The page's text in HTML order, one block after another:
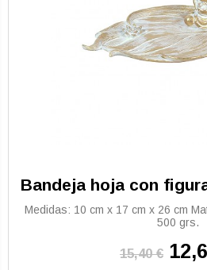
Bandeja hoja con
Medidas: 10 cm x 17 cm x 26 cm
500 grs.
15,40 €